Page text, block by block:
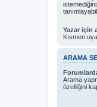
Yazar için
Kısmen
ARAMA
Arama
özelliğini